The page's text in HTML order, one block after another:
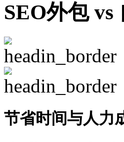
SEO外包 vs
节省时间与人力